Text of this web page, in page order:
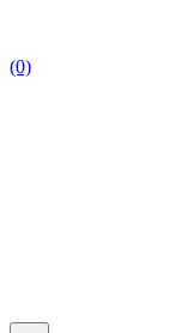
(0)